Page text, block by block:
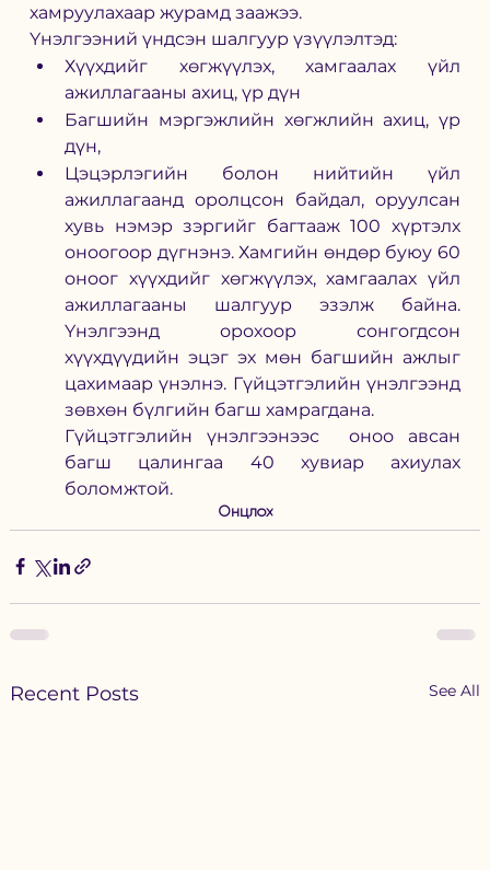
хамруулахаар журамд заажээ.
Үнэлгээний үндсэн шалгуур үзүүлэлтэд:
Хүүхдийг хөгжүүлэх, хамгаалах үйл
ажиллагааны ахиц, үр дүн
Багшийн мэргэжлийн хөгжлийн ахиц, үр
дүн,
Цэцэрлэгийн болон нийтийн үйл
ажиллагаанд оролцсон байдал, оруулсан
хувь нэмэр зэргийг багтааж 100 хүртэлх
оноогоор дүгнэнэ. Хамгийн өндөр буюу 60
оноог хүүхдийг хөгжүүлэх, хамгаалах үйл
ажиллагааны шалгуур эзэлж байна.
Үнэлгээнд орохоор сонгогдсон
хүүхдүүдийн эцэг эх мөн багшийн ажлыг
цахимаар үнэлнэ. Гүйцэтгэлийн үнэлгээнд
зөвхөн бүлгийн багш хамрагдана.
Гүйцэтгэлийн үнэлгээнээс  оноо авсан
багш цалингаа 40 хувиар ахиулах
боломжтой.
Онцлох
Recent Posts See All